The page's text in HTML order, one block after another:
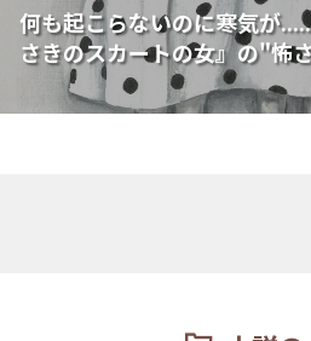
何も起こらないのに寒気が
さきのスカートの女』の"怖